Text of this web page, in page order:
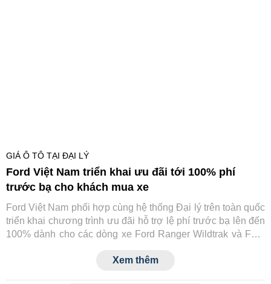
GIÁ Ô TÔ TẠI ĐẠI LÝ
Ford Việt Nam triển khai ưu đãi tới 100% phí
trước bạ cho khách mua xe
Ford Việt Nam phối hợp cùng hệ thống Đại lý trên toàn quốc
triển khai chương trình ưu đãi hỗ trợ lệ phí trước bạ lên đến
100% dành cho các dòng xe Ford Ranger Wildtrak và Ford
Xem thêm